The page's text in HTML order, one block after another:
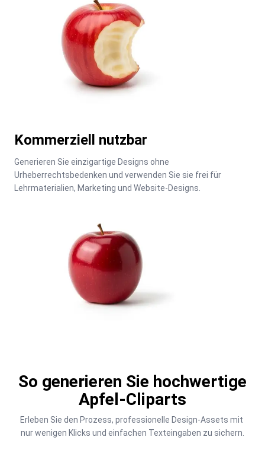
Kommerziell nutzbar
Generieren Sie einzigartige Designs ohne
Urheberrechtsbedenken und verwenden Sie sie frei für
Lehrmaterialien, Marketing und Website-Designs.
So generieren Sie hochwertige
Apfel-Cliparts
Erleben Sie den Prozess, professionelle Design-Assets mit
nur wenigen Klicks und einfachen Texteingaben zu sichern.